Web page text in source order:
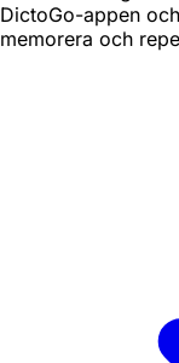
DictoGo-appen
memorera och